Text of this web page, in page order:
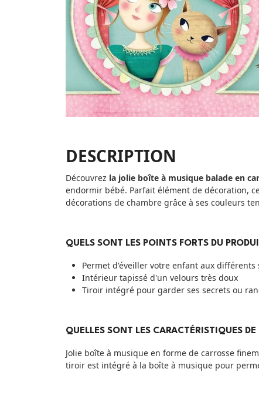
DESCRIPTION
Découvrez la jolie boîte à musique balade en
endormir bébé. Parfait élément de décoration,
décorations de chambre grâce à ses couleurs
QUELS SONT LES POINTS FORTS DU
Permet d'éveiller votre enfant aux différents
Intérieur tapissé d'un velours très doux
Tiroir intégré pour garder ses secrets ou
QUELLES SONT LES CARACTÉRISTIQUES
Jolie boîte à musique en forme de carrosse
tiroir est intégré à la boîte à musique pour